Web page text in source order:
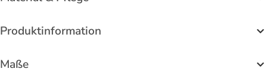
Produktinformation
Maße